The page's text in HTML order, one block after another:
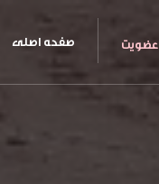
عضويت صفحه اصلی